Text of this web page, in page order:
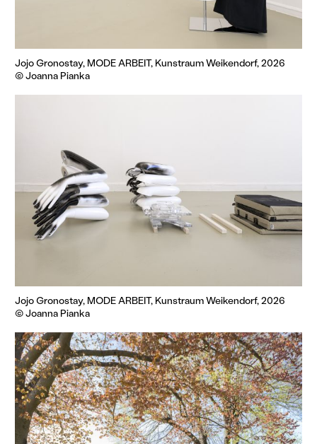
Jojo Gronostay, MODE ARBEIT, Kunstraum Weikendorf, 2026
© Joanna Pianka
Jojo Gronostay, MODE ARBEIT, Kunstraum Weikendorf, 2026
© Joanna Pianka